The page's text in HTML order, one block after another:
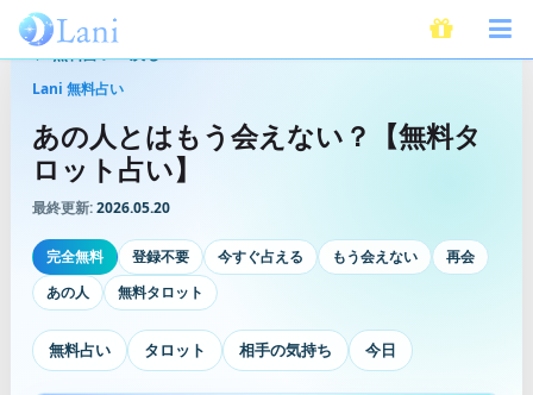
Lani 無料占い
あの人とはもう会えない？【無料タ
ロット占い】
最終更新:2026.05.20
完全無料 登録不要 今すぐ占える もう会えない
再会
あの人
無料タロット
無料占い タロット 相手の気持ち 今日